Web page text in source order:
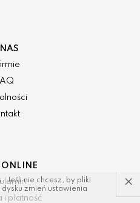
ONLINE
i płatność
Jeśli nie chcesz, by pliki
zmień ustawienia
×